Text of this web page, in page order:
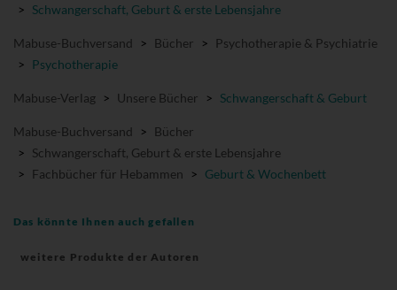
> Schwangerschaft, Geburt & erste Lebensjahre
Mabuse-Buchversand > Bücher >
Psychotherapie & Psychiatrie
> Psychotherapie
Mabuse-Verlag > Unsere Bücher > Schwangerschaft & Geburt
Mabuse-Buchversand > Bücher
> Schwangerschaft, Geburt & erste Lebensjahre
> Fachbücher für Hebammen > Geburt & Wochenbett
Das könnte Ihnen auch gefallen
weitere Produkte der Autoren